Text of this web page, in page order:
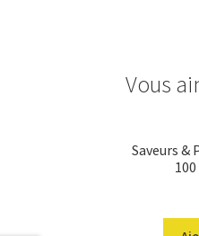
Vous
Saveurs &